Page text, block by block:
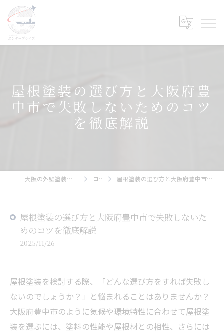
屋根塗装の選び方と大阪府豊
中市で失敗しないためのコツ
を徹底解説
大阪の外壁塗装ならエンタープライズ コラム 屋根塗装の選び方と大阪府豊中市で失敗しないためのコツを徹底解説
屋根塗装の選び方と大阪府豊中市で失敗しないた
めのコツを徹底解説
2025/11/26
屋根塗装を検討する際、「どんな選び方をすれば失敗し
ないのでしょうか？」と悩まれることはありませんか？
大阪府豊中市のように気候や環境特性に合わせて屋根塗
装を選ぶには、塗料の性能や屋根材との相性、さらには